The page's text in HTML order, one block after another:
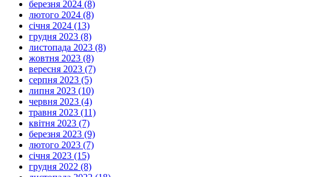
березня 2024 (8)
лютого 2024 (8)
січня 2024 (13)
грудня 2023 (8)
листопада 2023 (8)
жовтня 2023 (8)
вересня 2023 (7)
серпня 2023 (5)
липня 2023 (10)
червня 2023 (4)
травня 2023 (11)
квітня 2023 (7)
березня 2023 (9)
лютого 2023 (7)
січня 2023 (15)
грудня 2022 (8)